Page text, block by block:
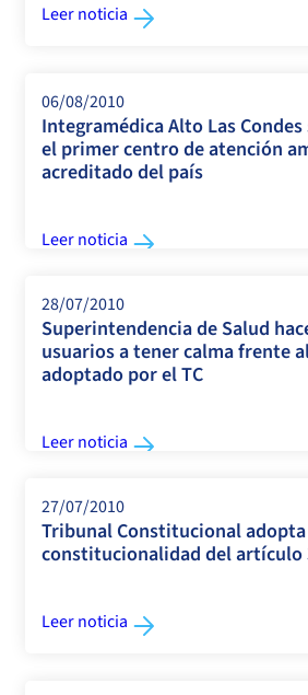
Leer noticia
06/08/2010
Integramédica Alto Las
el primer centro de atención
acreditado del país
Leer noticia
28/07/2010
Superintendencia de Salud
usuarios a tener calma frente
adoptado por el TC
Leer noticia
27/07/2010
Tribunal Constitucional
constitucionalidad del artículo
Leer noticia